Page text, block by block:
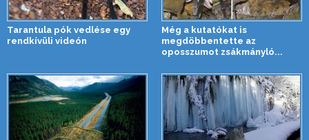
Tarantula pók vedlése egy
rendkívüli videón
Még a kutatókat is
megdöbbentette az
oposszumot zsákmányló...